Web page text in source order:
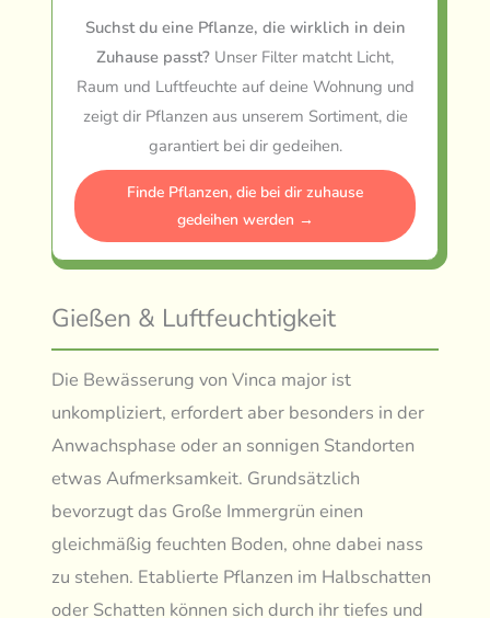
Suchst du eine Pflanze, die wirklich in dein
Zuhause passt? Unser Filter matcht Licht,
Raum und Luftfeuchte auf deine Wohnung und
zeigt dir Pflanzen aus unserem Sortiment, die
garantiert bei dir gedeihen.
Finde Pflanzen, die bei dir zuhause
gedeihen werden →
Gießen & Luftfeuchtigkeit
Die Bewässerung von Vinca major ist
unkompliziert, erfordert aber besonders in der
Anwachsphase oder an sonnigen Standorten
etwas Aufmerksamkeit. Grundsätzlich
bevorzugt das Große Immergrün einen
gleichmäßig feuchten Boden, ohne dabei nass
zu stehen. Etablierte Pflanzen im Halbschatten
oder Schatten können sich durch ihr tiefes und